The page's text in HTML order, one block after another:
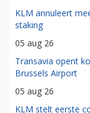
KLM annuleert
staking
05 aug 26
Transavia opent
Brussels Airport
05 aug 26
KLM stelt eerste